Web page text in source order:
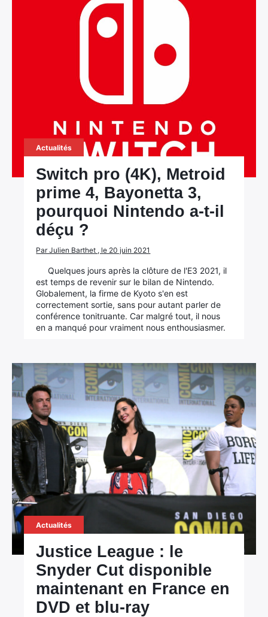
Actualités
Switch pro (4K), Metroid
prime 4, Bayonetta 3,
pourquoi Nintendo a-t-il
déçu ?
Par Julien Barthet , le 20 juin 2021
Quelques jours après la clôture de l'E3 2021, il
est temps de revenir sur le bilan de Nintendo.
Globalement, la firme de Kyoto s'en est
correctement sortie, sans pour autant parler de
conférence tonitruante. Car malgré tout, il nous
en a manqué pour vraiment nous enthousiasmer.
Actualités
Justice League : le
Snyder Cut disponible
maintenant en France en
DVD et blu-ray